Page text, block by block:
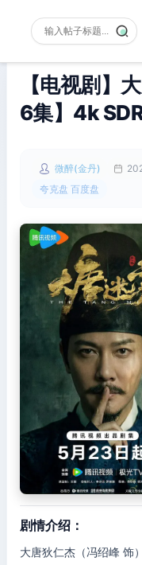
【电视剧】
6集】4k
微醉(金丹)
夸克盘 百度盘
剧情介绍：
大唐狄仁杰（冯绍峰 饰